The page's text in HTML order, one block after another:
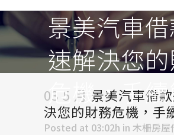
景美汽車
速解決您
危機，手續
03 5 月 景美汽車借
決您的財務危機，手
Posted at 03:02h in 木柵房屋